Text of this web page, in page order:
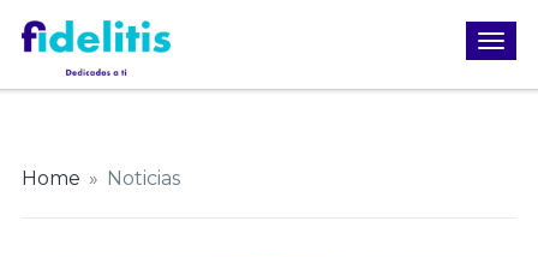
Home » Noticias